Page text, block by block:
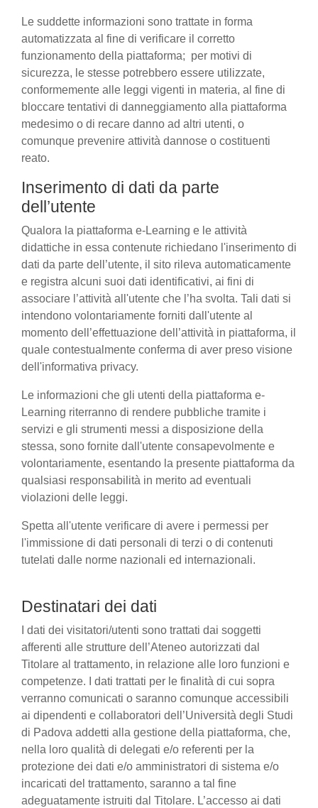
Le suddette informazioni sono trattate in forma
automatizzata al fine di verificare il corretto
funzionamento della piattaforma; per motivi di
sicurezza, le stesse potrebbero essere utilizzate,
conformemente alle leggi vigenti in materia, al fine di
bloccare tentativi di danneggiamento alla piattaforma
medesimo o di recare danno ad altri utenti, o
comunque prevenire attività dannose o costituenti
reato.
Inserimento di dati da parte
dell’utente
Qualora la piattaforma e-Learning e le attività
didattiche in essa contenute richiedano l'inserimento di
dati da parte dell’utente, il sito rileva automaticamente
e registra alcuni suoi dati identificativi, ai fini di
associare l’attività all'utente che l’ha svolta. Tali dati si
intendono volontariamente forniti dall'utente al
momento dell’effettuazione dell’attività in piattaforma, il
quale contestualmente conferma di aver preso visione
dell'informativa privacy.
Le informazioni che gli utenti della piattaforma e-
Learning riterranno di rendere pubbliche tramite i
servizi e gli strumenti messi a disposizione della
stessa, sono fornite dall'utente consapevolmente e
volontariamente, esentando la presente piattaforma da
qualsiasi responsabilità in merito ad eventuali
violazioni delle leggi.
Spetta all'utente verificare di avere i permessi per
l'immissione di dati personali di terzi o di contenuti
tutelati dalle norme nazionali ed internazionali.
Destinatari dei dati
I dati dei visitatori/utenti sono trattati dai soggetti
afferenti alle strutture dell’Ateneo autorizzati dal
Titolare al trattamento, in relazione alle loro funzioni e
competenze. I dati trattati per le finalità di cui sopra
verranno comunicati o saranno comunque accessibili
ai dipendenti e collaboratori dell’Università degli Studi
di Padova addetti alla gestione della piattaforma, che,
nella loro qualità di delegati e/o referenti per la
protezione dei dati e/o amministratori di sistema e/o
incaricati del trattamento, saranno a tal fine
adeguatamente istruiti dal Titolare. L’accesso ai dati